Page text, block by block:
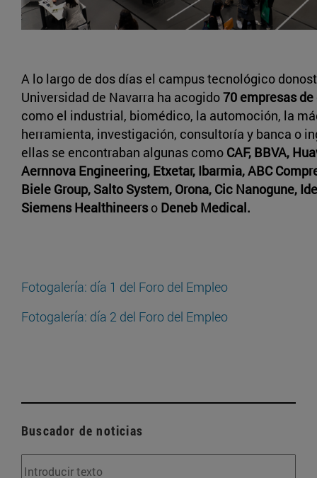
A lo largo de dos días el campus tecnológico
Universidad de Navarra ha acogido70 empresas
como el industrial, biomédico, la automoción, la
herramienta, investigación, consultoría y banca o
ellas se encontraban algunas como CAF, BBVA,
Aernnova Engineering, Etxetar, Ibarmia, ABC
Biele Group, Salto System, Orona, Cic Nanogune,
Siemens Healthineerso Deneb Medical.
Fotogalería: día 1 del Foro del Empleo
Fotogalería: día 2 del Foro del Empleo
Buscador de noticias